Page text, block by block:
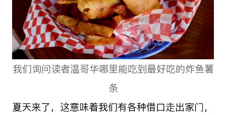
我们询问读者温哥华哪里能吃到最好吃的炸鱼薯
条
夏天来了，这意味着我们有各种借口走出家门，